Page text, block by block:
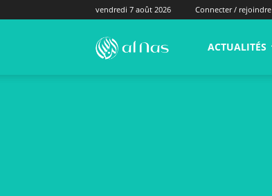
vendredi 7 août 2026 Connecter / rejoindre
alNas.fr ACTUALITÉS